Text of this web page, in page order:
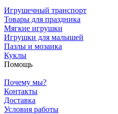
Игрушечный транспорт
Товары для праздника
Мягкие игрушки
Игрушки для малышей
Пазлы и мозаика
Куклы
Помощь
Почему мы?
Контакты
Доставка
Условия работы